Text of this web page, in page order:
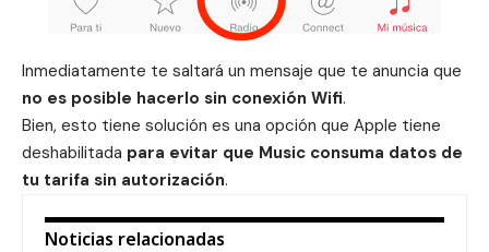
Inmediatamente te saltará un mensaje que te anuncia que
no es posible hacerlo sin conexión Wifi.
Bien, esto tiene solución es una opción que Apple tiene
deshabilitada para evitar que Music consuma datos de
tu tarifa sin autorización.
Noticias relacionadas